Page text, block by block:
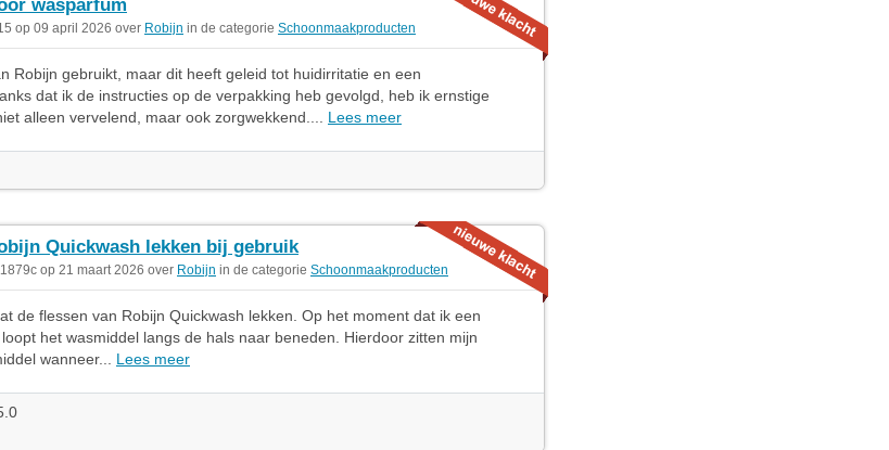
wasparfum
op 09 april 2026 over Robijn in de categorie Schoonmaakproducten
Robijn gebruikt, maar dit heeft geleid tot huidirritatie en een
dat ik de instructies op de verpakking heb gevolgd, heb ik ernstige
alleen vervelend, maar ook zorgwekkend.... Lees meer
Quickwash lekken bij gebruik
op 21 maart 2026 over Robijn in de categorie Schoonmaakproducten
de flessen van Robijn Quickwash lekken. Op het moment dat ik een
het wasmiddel langs de hals naar beneden. Hierdoor zitten mijn
wanneer... Lees meer